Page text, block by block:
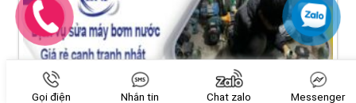
Gọi điện Nhắn tin Chat zalo Messenger